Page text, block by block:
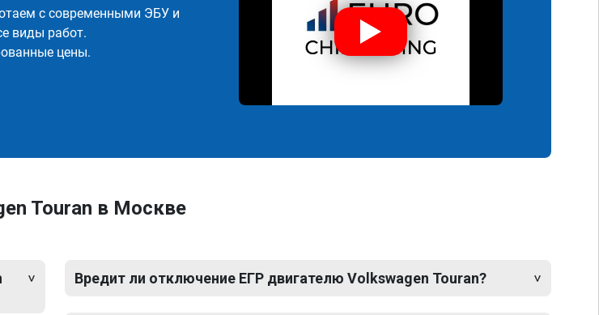
с современными ЭБУ и
виды работ.
цены.
Touran в Москве
Вредит ли отключение ЕГР двигателю Volkswagen Touran?